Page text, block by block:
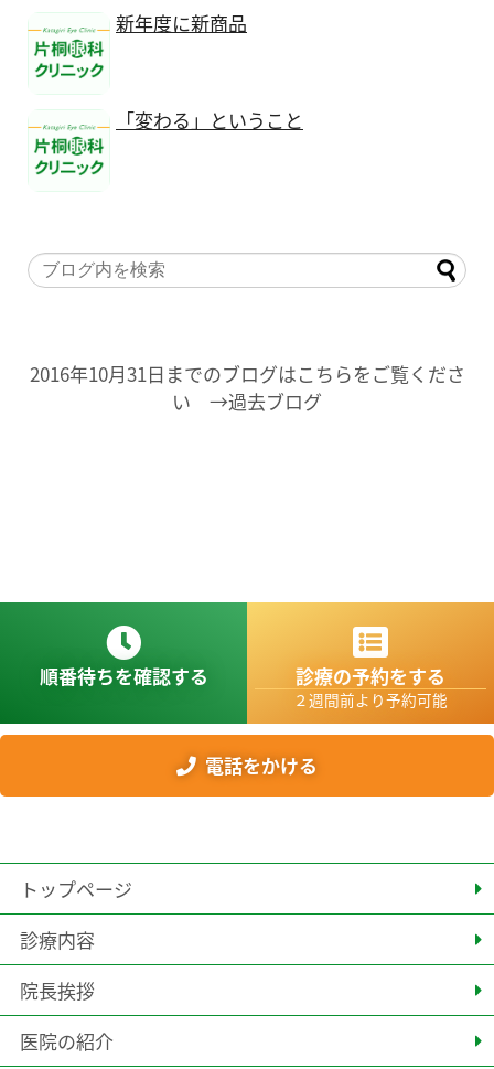
新年度に新商品
「変わる」ということ
2016年10月31日までのブログはこちらをご覧くださ
い →過去ブログ
順番待ちを確認する 診療の予約をする
２週間前より予約可能
電話をかける
トップページ
診療内容
院長挨拶
医院の紹介